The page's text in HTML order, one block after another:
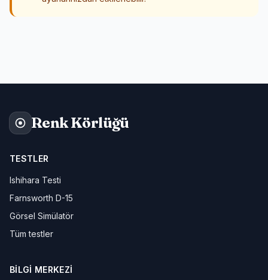
Renk Körlüğü
TESTLER
Ishihara Testi
Farnsworth D-15
Görsel Simülatör
Tüm testler
BILGI MERKEZI